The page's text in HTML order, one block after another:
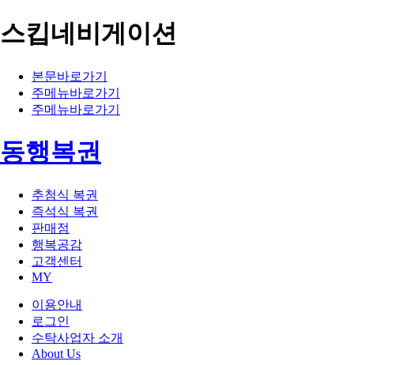
스킵네비게이션
본문바로가기
주메뉴바로가기
주메뉴바로가기
동행복권
추첨식 복권
즉석식 복권
판매점
행복공감
고객센터
MY
이용안내
로그인
수탁사업자 소개
About Us